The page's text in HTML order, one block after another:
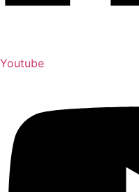
Youtube